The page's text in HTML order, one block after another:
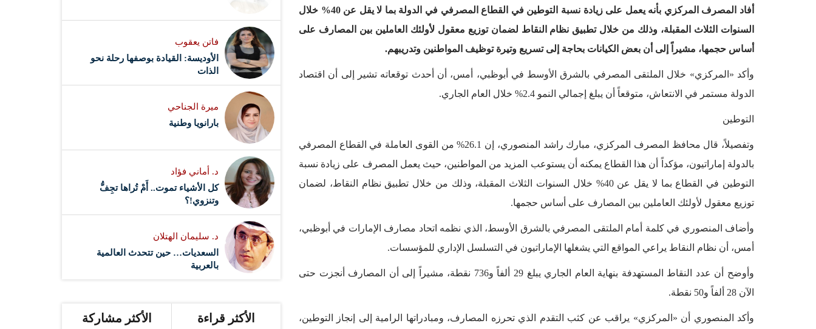
أفاد المصرف المركزي بأنه يعمل على زيادة نسبة التوطين في القطاع المصرفي في الدولة بما لا يقل عن 40% خلال
السنوات الثلاث المقبلة، وذلك من خلال تطبيق نظام النقاط لضمان توزيع معقول لأولئك العاملين بين المصارف على
أساس حجمها، مشيراً إلى أن بعض الكيانات بحاجة إلى تسريع وتيرة توظيف المواطنين وتدريبهم.
وأكد «المركزي» خلال الملتقى المصرفي بالشرق الأوسط في أبوظبي، أمس، أن أحدث توقعاته تشير إلى أن اقتصاد
الدولة مستمر في الانتعاش، متوقعاً أن يبلغ إجمالي النمو 2.4% خلال العام الجاري.
التوطين
وتفصيلاً، قال محافظ المصرف المركزي، مبارك راشد المنصوري، إن 26.1% من القوى العاملة في القطاع المصرفي
بالدولة إماراتيون، مؤكداً أن هذا القطاع يمكنه أن يستوعب المزيد من المواطنين، حيث يعمل المصرف على زيادة نسبة
التوطين في القطاع بما لا يقل عن 40% خلال السنوات الثلاث المقبلة، وذلك من خلال تطبيق نظام النقاط، لضمان
توزيع معقول لأولئك العاملين بين المصارف على أساس حجمها.
وأضاف المنصوري في كلمة أمام الملتقى المصرفي بالشرق الأوسط، الذي نظمه اتحاد مصارف الإمارات في أبوظبي،
أمس، أن نظام النقاط يراعي المواقع التي يشغلها الإماراتيون في التسلسل الإداري للمؤسسات.
وأوضح أن عدد النقاط المستهدفة بنهاية العام الجاري يبلغ 29 ألفاً و736 نقطة، مشيراً إلى أن المصارف أنجزت حتى
الآن 28 ألفاً و50 نقطة.
وأكد المنصوري أن «المركزي» يراقب عن كثب التقدم الذي تحرزه المصارف، ومبادراتها الرامية إلى إنجاز التوطين،
فاتن يعقوب
الأوديسة: القيادة بوصفها رحلة نحو
الذات
ميرة الجناحي
بارانويا وطنية
د. أماني فؤاد
كل الأشياء تموت.. أَمْ تُراها تجِفُّ
وتنزوي!؟
د. سليمان الهتلان
السعديات… حين تتحدث العالمية
بالعربية
الأكثر قراءة الأكثر مشاركة